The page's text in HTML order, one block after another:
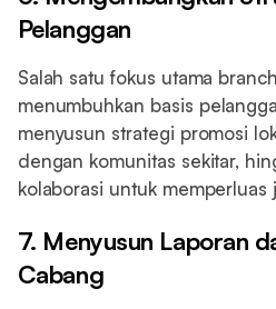
Pelanggan
Salah satu fokus utama
menumbuhkan basis
menyusun strategi promosi
dengan komunitas sekitar,
kolaborasi untuk memperluas
7. Menyusun Laporan
Cabang